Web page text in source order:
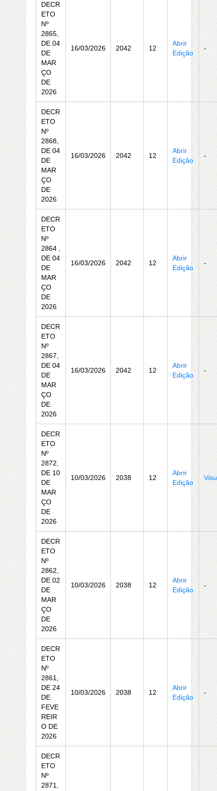
DECR
ETO
Nº
2865,
DE 04
DE
MAR
ÇO
DE
2026
16/03/2026 2042 12
Abrir
Edição
-
DECR
ETO
Nº
2868,
DE 04
DE
MAR
ÇO
DE
2026
16/03/2026 2042 12
Abrir
Edição
-
DECR
ETO
Nº
2864 ,
DE 04
DE
MAR
ÇO
DE
2026
16/03/2026 2042 12
Abrir
Edição
-
DECR
ETO
Nº
2867,
DE 04
DE
MAR
ÇO
DE
2026
16/03/2026 2042 12
Abrir
Edição
-
DECR
ETO
Nº
2872,
DE 10
DE
MAR
ÇO
DE
2026
10/03/2026 2038 12
Abrir
Edição
DECR
ETO
Nº
2862,
DE 02
DE
MAR
ÇO
DE
2026
10/03/2026 2038 12
Abrir
Edição
-
DECR
ETO
Nº
2861,
DE 24
DE
FEVE
REIR
O DE
2026
10/03/2026 2038 12
Abrir
Edição
-
DECR
ETO
Nº
2871,